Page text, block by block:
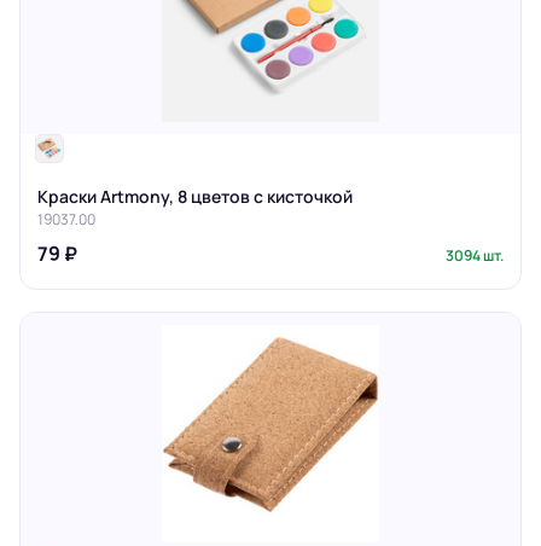
Краски Artmony, 8 цветов с кисточкой
19037.00
79 ₽ 3094 шт.